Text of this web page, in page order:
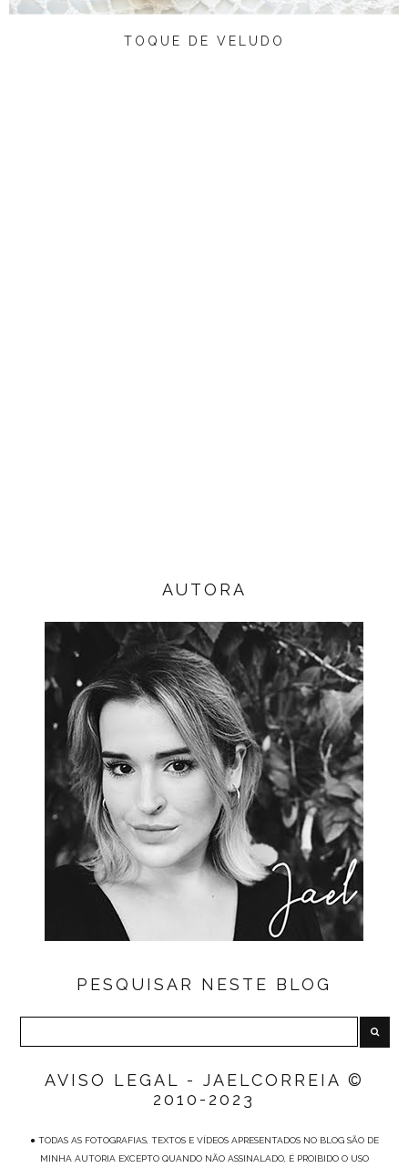
TOQUE DE VELUDO
AUTORA
PESQUISAR NESTE BLOG
AVISO LEGAL - JAELCORREIA ©
2010-2023
● TODAS AS FOTOGRAFIAS, TEXTOS E VÍDEOS APRESENTADOS NO BLOG SÃO DE
MINHA AUTORIA EXCEPTO QUANDO NÃO ASSINALADO, É PROIBIDO O USO